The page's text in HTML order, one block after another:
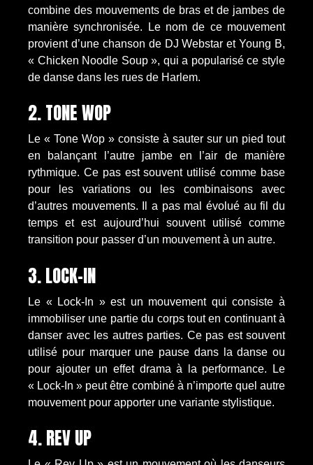
combine des mouvements de bras et de jambes de
manière synchronisée. Le nom de ce mouvement
provient d’une chanson de DJ Webstar et Young B,
« Chicken Noodle Soup », qui a popularisé ce style
de danse dans les rues de Harlem.
2. TONE WOP
Le « Tone Wop » consiste à sauter sur un pied tout
en balançant l’autre jambe en l’air de manière
rythmique. Ce pas est souvent utilisé comme base
pour les variations ou les combinaisons avec
d’autres mouvements. Il a pas mal évolué au fil du
temps et est aujourd’hui souvent utilisé comme
transition pour passer d’un mouvement à un autre.
3. LOCK-IN
Le « Lock-In » est un mouvement qui consiste à
immobiliser une partie du corps tout en continuant à
danser avec les autres parties. Ce pas est souvent
utilisé pour marquer une pause dans la danse ou
pour ajouter un effet drama à la performance. Le
« Lock-In » peut être combiné à n’importe quel autre
mouvement pour apporter une variante stylistique.
4. REV UP